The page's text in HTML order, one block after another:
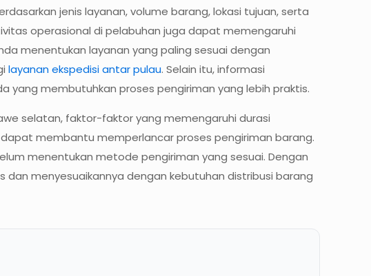
jenis layanan, volume barang, lokasi tujuan, serta
operasional di pelabuhan juga dapat memengaruhi
menentukan layanan yang paling sesuai dengan
layanan ekspedisi antar pulau. Selain itu, informasi
yang membutuhkan proses pengiriman yang lebih praktis.
selatan, faktor-faktor yang memengaruhi durasi
membantu memperlancar proses pengiriman barang.
menentukan metode pengiriman yang sesuai. Dengan
menyesuaikannya dengan kebutuhan distribusi barang